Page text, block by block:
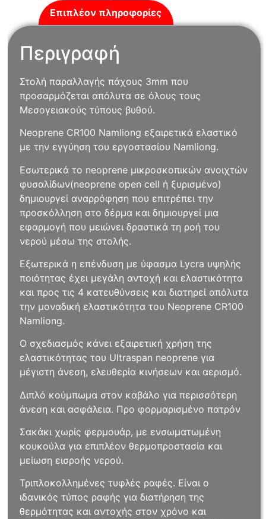
Επιπλέον πληροφορίες
Περιγραφή
Στολή παραλλαγής πάχους 3mm που
προσαρμόζεται απόλυτα σε όλους τους
Μεσογειακούς τύπους βυθού.
Neoprene CR100 Namliong εξαιρετικά ελαστικό
με την εγγύηση του εργοστασίου Namliong.
Εσωτερικά το neoprene μικροσκοπικών ανοιχτών
φυσαλίδων(neoprene open cell ή ξυρισμένο)
δημιουργεί αναρρόφηση που επιτρέπει την
προσκόλληση στο δέρμα και δημιουργεί μια
εφαρμογή που μειώνει δραστικά τη ροή του
νερού μέσω της στολής.
Εξωτερικά η επένδυση με ύφασμα Lycra υψηλής
ποιότητας έχει μεγάλη αντοχή και ελαστικότητα
και προς τις 4 κατευθύνσεις και διατηρεί απόλυτα
την μοναδική ελαστικότητα του Neoprene CR100
Namliong.
Ο σχεδιασμός κάνει εξαιρετική χρήση της
ελαστικότητας του Ultraspan neoprene για
μέγιστη άνεση, ελευθερία κινήσεων και αερισμό.
Διπλό κούμπωμα στον καβάλο για περισσότερη
άνεση και ασφάλεια. Προ φορμαρισμένο πατρόν
Σακάκι χωρίς φερμουάρ, με ενσωματωμένη
κουκούλα για επιπλέον θερμοπροστασία και
μείωση εισροής νερού.
Τριπλοκολλημένες τυφλές ραφές. Είναι ο
ιδανικός τύπος ραφής για διατήρηση της
θερμότητας και αντοχής στον χρόνο και